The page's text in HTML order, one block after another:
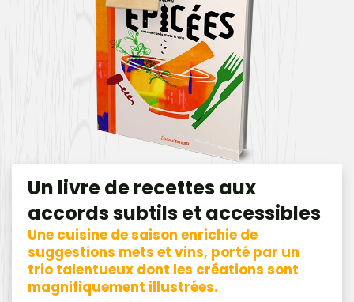
Un livre de recettes aux
accords subtils et accessibles
Une cuisine de saison enrichie de
suggestions mets et vins, porté par un
trio talentueux dont les créations sont
magnifiquement illustrées.